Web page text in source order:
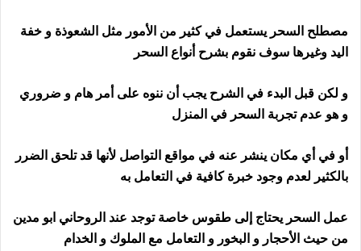
مصطلح السحر يستعمل في كثير من الأمور مثل الشعوذة و خفة
اليد وغيرها سوف نقوم بشرح أنواع السحر
و لكن قبل البدء في الشرح يجب أن ننوه على أمر هام و ضروري
و هو عدم تجربة السحر في المنزل
أو في أي مكان ينشر عنه في مواقع التواصل لأنها قد تلحق الضرر
بالكثير لعدم وجود خبرة كافية في التعامل به
عمل السحر يحتاج إلى طقوس خاصة توجد عند الروحاني ابو مدين
من حيث الأحجار و البخور و التعامل مع الملوك و الخدام